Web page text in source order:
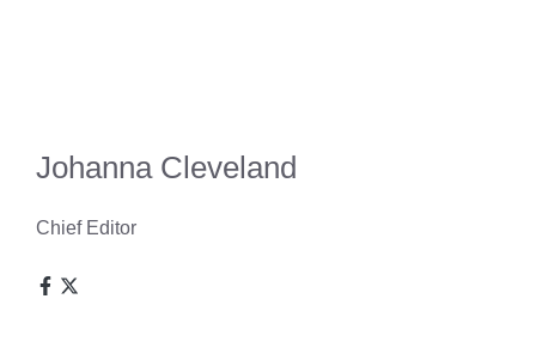
Johanna Cleveland
Chief Editor